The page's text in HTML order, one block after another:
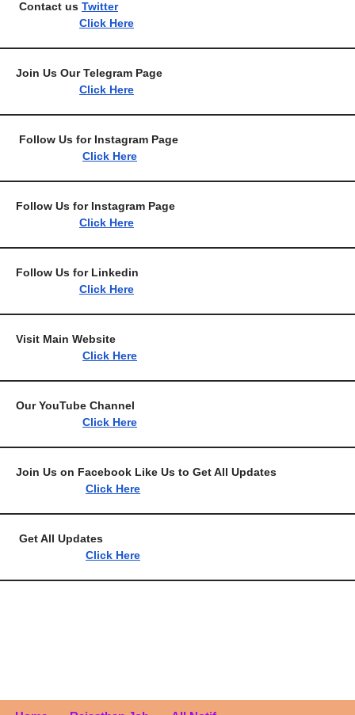
Contact us Twitter
Click Here
Join Us Our Telegram
Click Here
Follow Us for Instagram
Click Here
Follow Us for Instagram
Click Here
Follow Us for
Click Here
Visit Main
Click Here
Our YouTube
Click Here
Join Us on Facebook Like Us to Get All
Click Here
Get All
Click Here